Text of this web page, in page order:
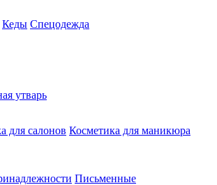
Кеды Спецодежда
утварь
для салонов Косметика для маникюра
Письменные